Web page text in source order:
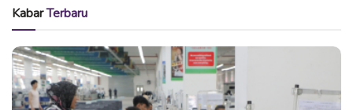
KabarTerbaru